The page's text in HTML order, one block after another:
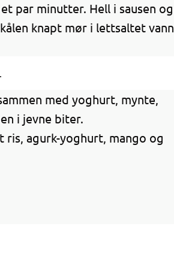
par minutter. Hell i sausen og
knapt mør i lettsaltet vann
med yoghurt, mynte,
i jevne biter.
ris, agurk-yoghurt, mango og